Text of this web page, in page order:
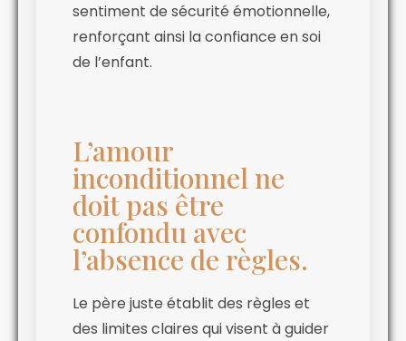
sentiment de sécurité émotionnelle,
renforçant ainsi la confiance en soi
de l’enfant.
L’amour
inconditionnel ne
doit pas être
confondu avec
l’absence de règles.
Le père juste établit des règles et
des limites claires qui visent à guider